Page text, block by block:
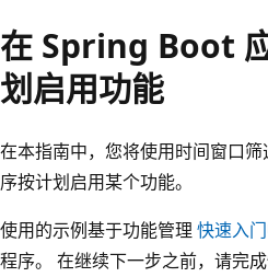
在 Spring Boot
划启用功能
在本指南中，您将使用时间窗口
序按计划启用某个功能。
使用的示例基于功能管理 快速入门
程序。 在继续下一步之前，请完